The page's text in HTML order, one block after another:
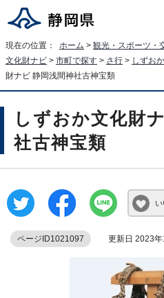
現在の位置： ホーム > 観光・スポーツ・
文化財ナビ > 市町で探す > さ行 > しずお
財ナビ 静岡浅間神社古神宝類
しずおか文化財
社古神宝類
い
ページID1021097 更新日 2023年